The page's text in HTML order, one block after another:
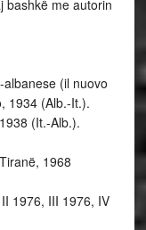
bashkë me autorin
(il nuovo
1934 (Alb.-It.).
(It.-Alb.).
1968
1976, III 1976, IV